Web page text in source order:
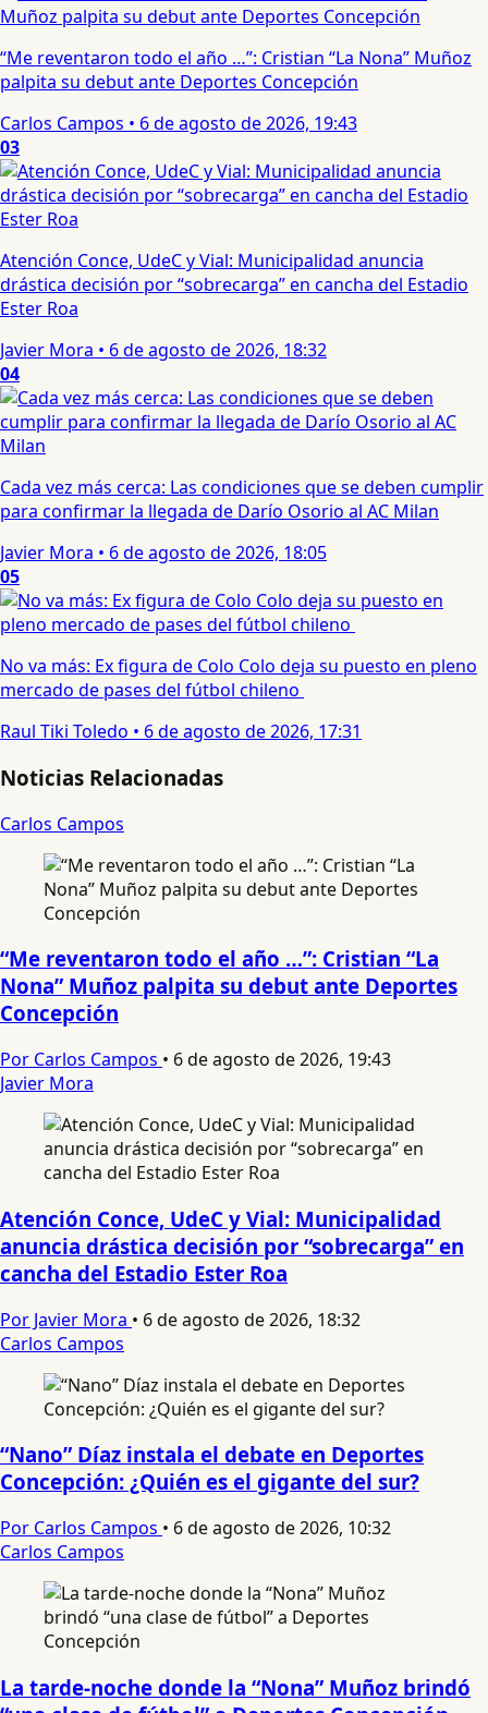
“Me reventaron todo el año …”: Cristian “La Nona” Muñoz
palpita su debut ante Deportes Concepción
Carlos Campos • 6 de agosto de 2026, 19:43
03
Atención Conce, UdeC y Vial: Municipalidad anuncia
drástica decisión por “sobrecarga” en cancha del Estadio
Ester Roa
Javier Mora • 6 de agosto de 2026, 18:32
04
Cada vez más cerca: Las condiciones que se deben cumplir
para confirmar la llegada de Darío Osorio al AC Milan
Javier Mora • 6 de agosto de 2026, 18:05
05
No va más: Ex figura de Colo Colo deja su puesto en pleno
mercado de pases del fútbol chileno
Raul Tiki Toledo • 6 de agosto de 2026, 17:31
Noticias Relacionadas
Carlos Campos
“Me reventaron todo el año …”: Cristian “La
Nona” Muñoz palpita su debut ante Deportes
Concepción
Por Carlos Campos • 6 de agosto de 2026, 19:43
Javier Mora
Atención Conce, UdeC y Vial: Municipalidad
anuncia drástica decisión por “sobrecarga” en
cancha del Estadio Ester Roa
Por Javier Mora • 6 de agosto de 2026, 18:32
Carlos Campos
“Nano” Díaz instala el debate en Deportes
Concepción: ¿Quién es el gigante del sur?
Por Carlos Campos • 6 de agosto de 2026, 10:32
Carlos Campos
La tarde-noche donde la “Nona” Muñoz brindó